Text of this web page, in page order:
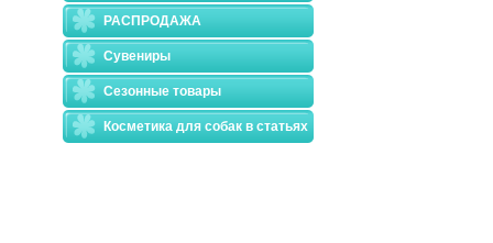
РАСПРОДАЖА
Сувениры
Сезонные товары
Косметика для собак в статьях